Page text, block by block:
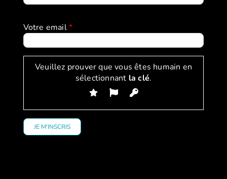
Votre email*
Veuillez prouver que vous êtes humain en
sélectionnant la clé.